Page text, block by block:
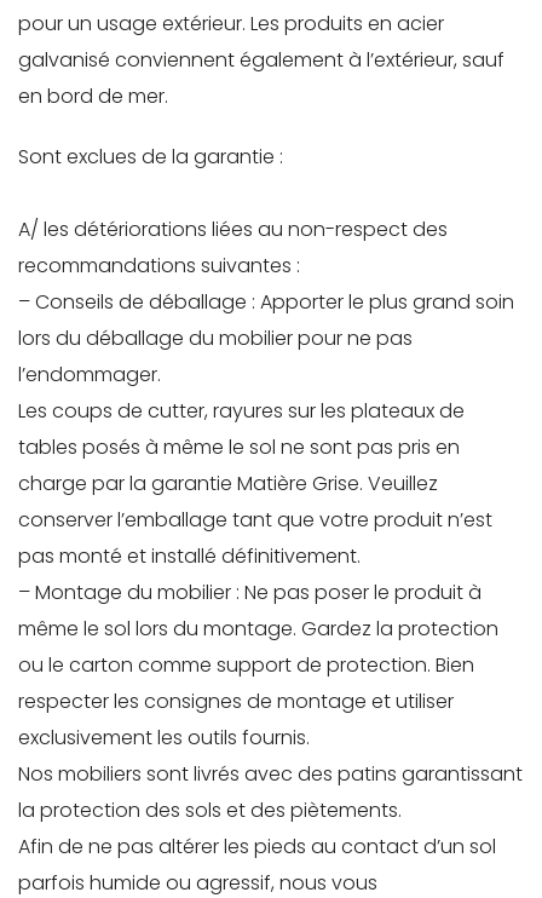
pour un usage extérieur. Les produits en acier
galvanisé conviennent également à l’extérieur, sauf
en bord de mer.
Sont exclues de la garantie :
A/ les détériorations liées au non-respect des
recommandations suivantes :
– Conseils de déballage : Apporter le plus grand soin
lors du déballage du mobilier pour ne pas
l’endommager.
Les coups de cutter, rayures sur les plateaux de
tables posés à même le sol ne sont pas pris en
charge par la garantie Matière Grise. Veuillez
conserver l’emballage tant que votre produit n’est
pas monté et installé définitivement.
– Montage du mobilier : Ne pas poser le produit à
même le sol lors du montage. Gardez la protection
ou le carton comme support de protection. Bien
respecter les consignes de montage et utiliser
exclusivement les outils fournis.
Nos mobiliers sont livrés avec des patins garantissant
la protection des sols et des piètements.
Afin de ne pas altérer les pieds au contact d’un sol
parfois humide ou agressif, nous vous